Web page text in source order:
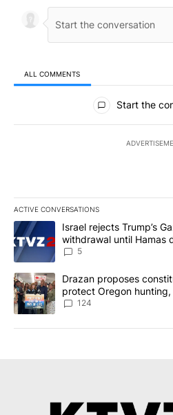
ALL COMMENTS
All Comments
Start the
ACTIVE CONVERSATIONS
The following is a list of the most
A trending article titled "Israel
Israel rejects Trump’s
withdrawal until Hamas
5
A trending article titled "Drazan
Drazan proposes
protect Oregon
124